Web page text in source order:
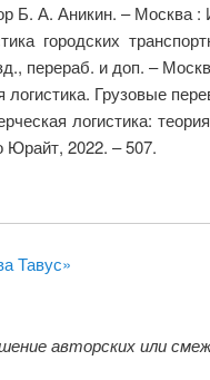
Б. А. Аникин. – Москва
городских
перераб. и доп. –
логистика. Грузовые
логистика:
Юрайт, 2022. – 507.
Тавус»
авторских или